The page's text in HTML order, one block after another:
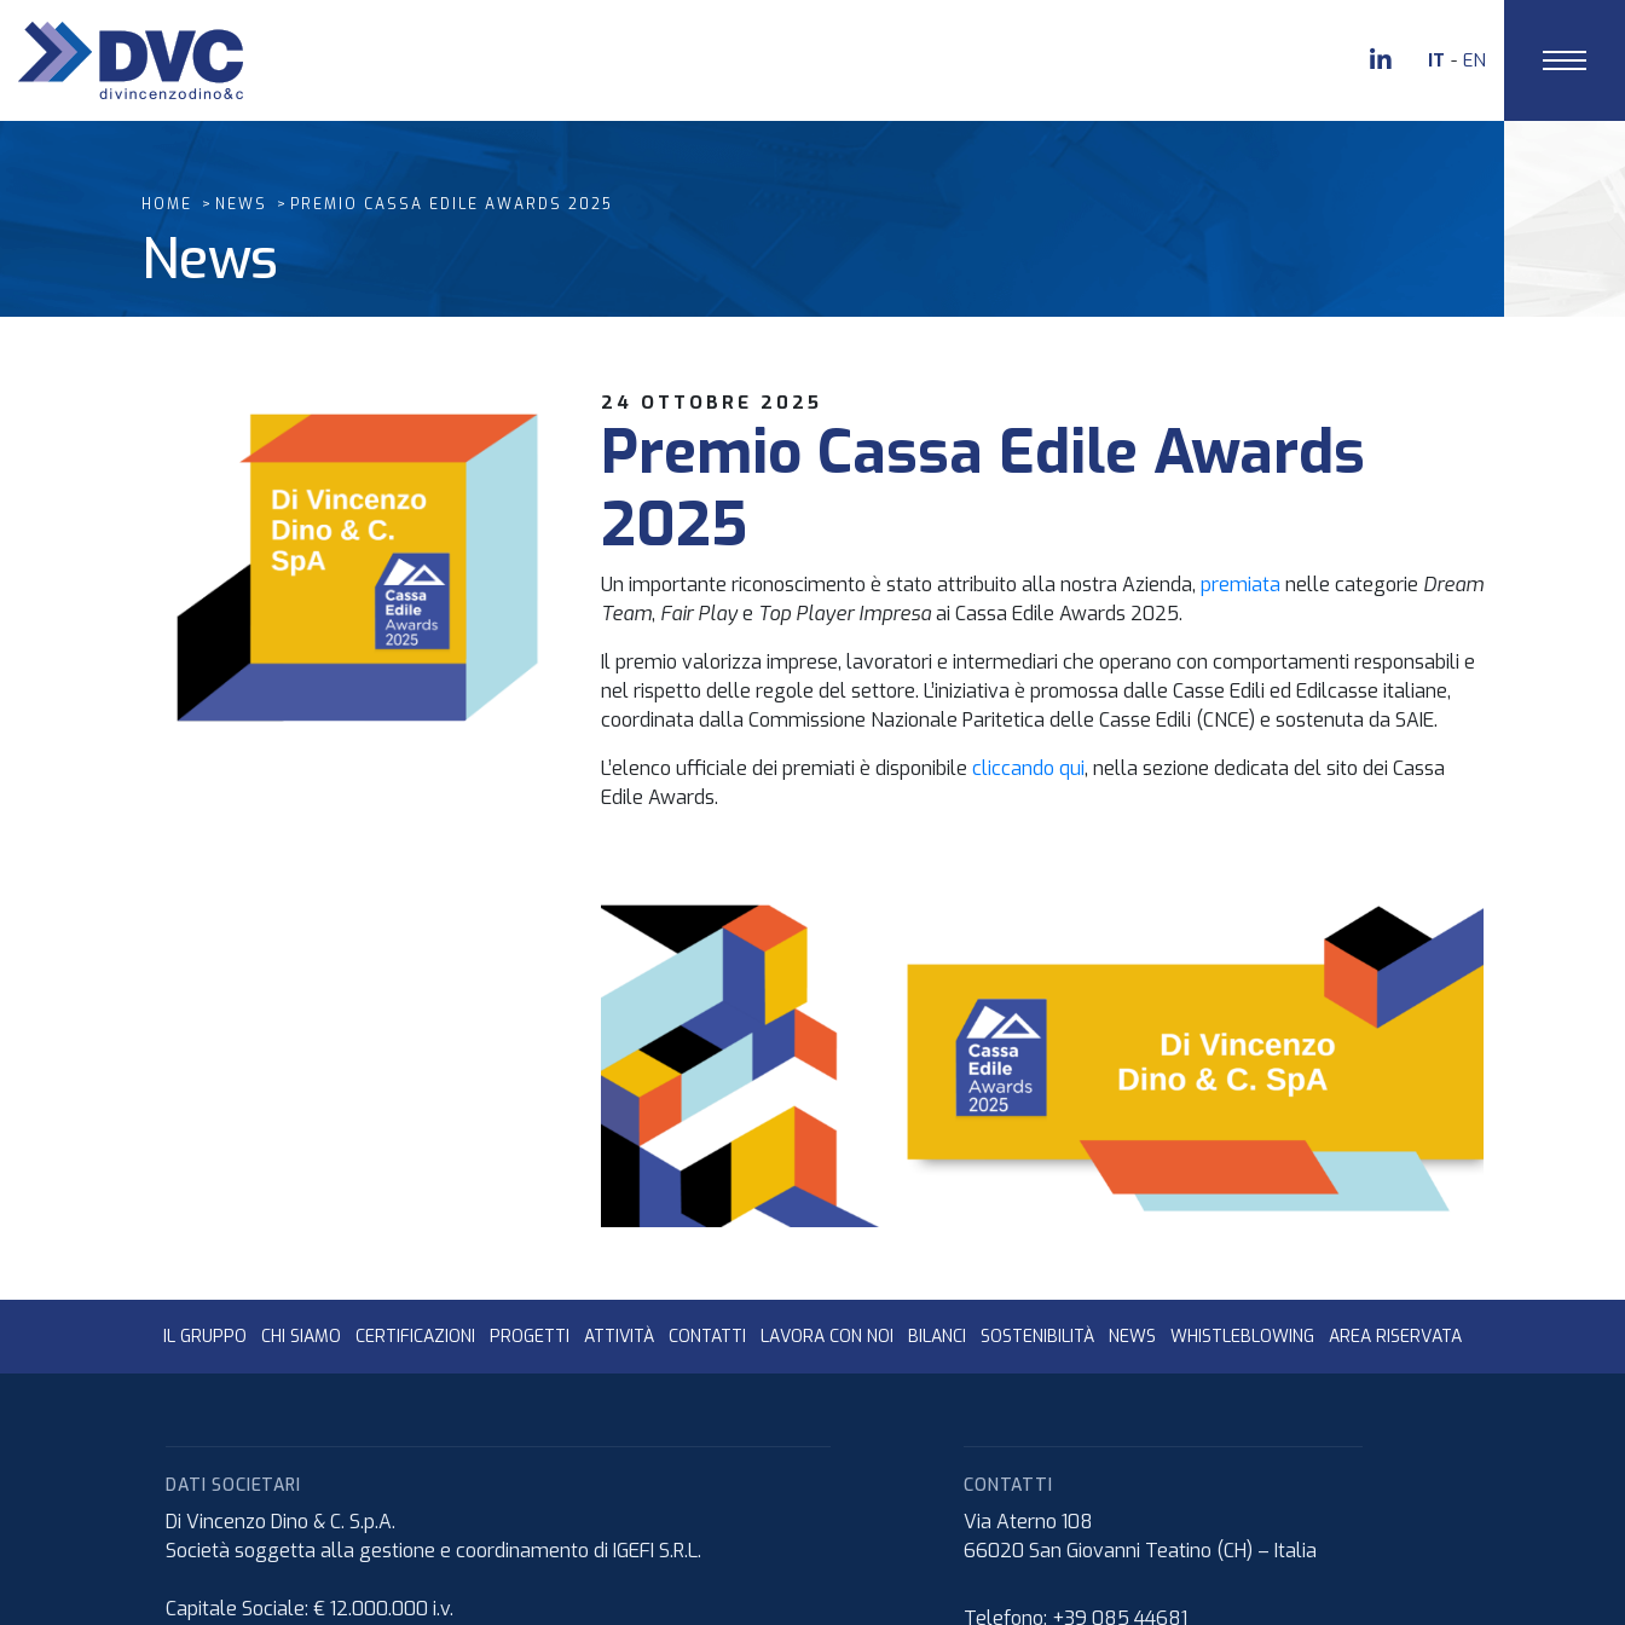
IT EN
HOME NEWS PREMIO CASSA EDILE AWARDS 2025
News
24 OTTOBRE 2025
Premio Cassa Edile Awards
2025
Un importante riconoscimento è stato attribuito alla nostra Azienda, premiata nelle categorie Dream
Team, Fair Playe Top Player Impresaai Cassa Edile Awards 2025.
Il premio valorizza imprese, lavoratori e intermediari che operano con comportamenti responsabili e
nel rispetto delle regole del settore. L’iniziativa è promossa dalle Casse Edili ed Edilcasse italiane,
coordinata dalla Commissione Nazionale Paritetica delle Casse Edili (CNCE) e sostenuta da SAIE.
L’elenco ufficiale dei premiati è disponibile cliccando qui, nella sezione dedicata del sito dei Cassa
Edile Awards.
IL GRUPPO CHI SIAMO CERTIFICAZIONI PROGETTI ATTIVITÀ CONTATTI LAVORA CON NOI BILANCI SOSTENIBILITÀ NEWS WHISTLEBLOWING AREA RISERVATA
DATI SOCIETARI
Di Vincenzo Dino & C. S.p.A.
Società soggetta alla gestione e coordinamento di IGEFI S.R.L.
Capitale Sociale: € 12.000.000 i.v.
CONTATTI
Via Aterno 108
66020 San Giovanni Teatino (CH) – Italia
Telefono: +39 085 44681